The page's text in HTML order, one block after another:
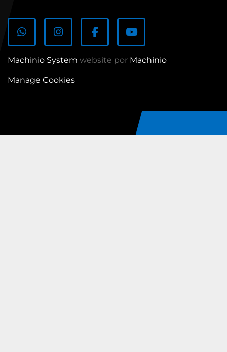
whatsappinstagramfacebookyoutube
Machinio System website por Machinio
Manage Cookies